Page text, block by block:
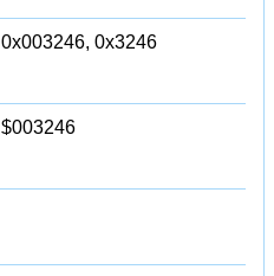
0x003246, 0x3246
$003246